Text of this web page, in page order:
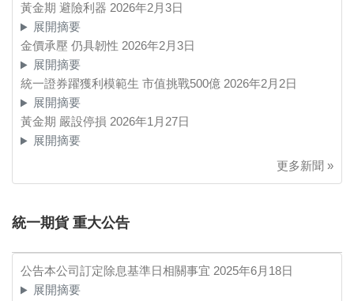
黃金期 避險利器 2026年2月3日
展開摘要
金價承壓 仍具韌性 2026年2月3日
展開摘要
統一證券躍獲利模範生 市值挑戰500億 2026年2月2日
展開摘要
黃金期 嚴設停損 2026年1月27日
展開摘要
更多新聞 »
統一期貨 重大公告
公告本公司訂定除息基準日相關事宜 2025年6月18日
展開摘要